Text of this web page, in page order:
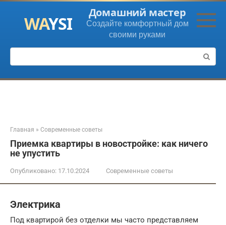
Перейти
контенту
Домашний мастер
Создайте комфортный дом
своими руками
Поиск:
Главная » Современные советы
Приемка квартиры в новостройке: как ничего
не упустить
Опубликовано: 17.10.2024 Современные советы
Электрика
Под квартирой без отделки мы часто представляем